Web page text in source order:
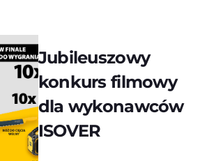
Jubileuszowy
konkurs filmowy
dla wykonawców
ISOVER